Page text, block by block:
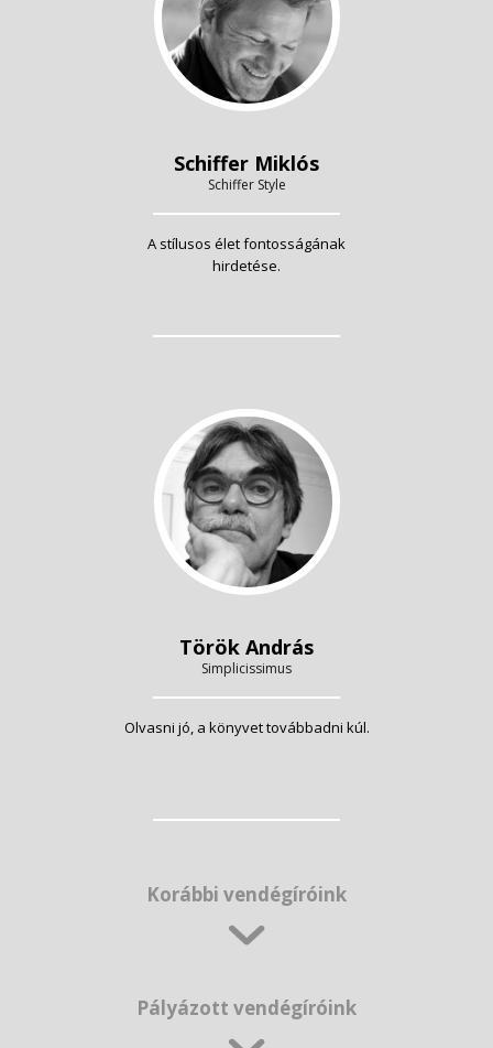
Schiffer Miklós
Schiffer Style
A stílusos élet fontosságának
hirdetése.
Török András
Simplicissimus
Olvasni jó, a könyvet továbbadni kúl.
Korábbi vendégíróink
Pályázott vendégíróink